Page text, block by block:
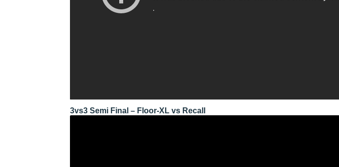
3vs3 Semi Final – Floor-XL vs Recall